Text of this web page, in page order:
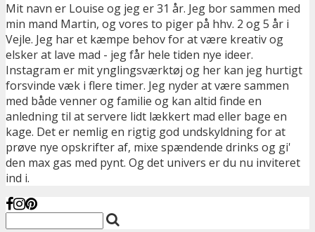
Mit navn er Louise og jeg er 31 år. Jeg bor sammen med
min mand Martin, og vores to piger på hhv. 2 og 5 år i
Vejle. Jeg har et kæmpe behov for at være kreativ og
elsker at lave mad - jeg får hele tiden nye ideer.
Instagram er mit ynglingsværktøj og her kan jeg hurtigt
forsvinde væk i flere timer. Jeg nyder at være sammen
med både venner og familie og kan altid finde en
anledning til at servere lidt lækkert mad eller bage en
kage. Det er nemlig en rigtig god undskyldning for at
prøve nye opskrifter af, mixe spændende drinks og gi'
den max gas med pynt. Og det univers er du nu inviteret
ind i.